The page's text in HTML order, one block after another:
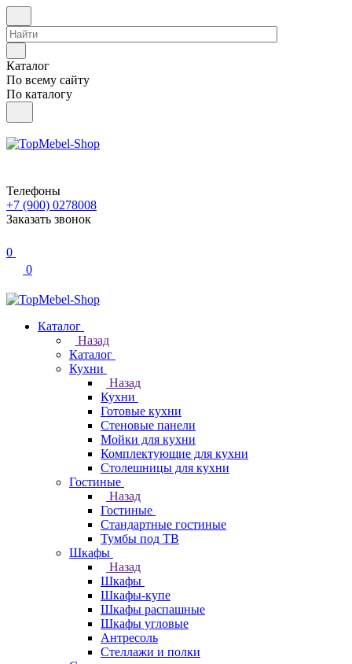
Каталог
По всему сайту
По каталогу
Телефоны
+7 (900) 0278008
Заказать звонок
0
0
Каталог
Назад
Каталог
Кухни
Назад
Кухни
Готовые кухни
Стеновые панели
Мойки для кухни
Комплектующие для кухни
Столешницы для кухни
Гостиные
Назад
Гостиные
Стандартные гостиные
Тумбы под ТВ
Шкафы
Назад
Шкафы
Шкафы-купе
Шкафы распашные
Шкафы угловые
Антресоль
Стеллажи и полки